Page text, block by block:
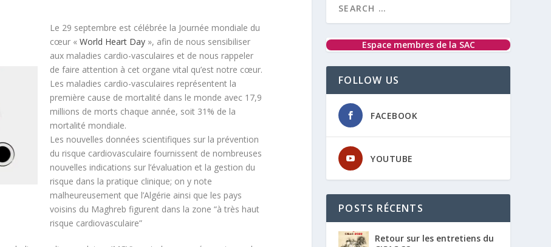
Le 29 septembre est célébrée la Journée mondiale du
cœur « World Heart Day», afin de nous sensibiliser
aux maladies cardio-vasculaires et de nous rappeler
de faire attention à cet organe vital qu’est notre cœur.
Les maladies cardio-vasculaires représentent la
première cause de mortalité dans le monde avec 17,9
millions de morts chaque année, soit 31% de la
mortalité mondiale.
Les nouvelles données scientifiques sur la prévention
du risque cardiovasculaire fournissent de nombreuses
nouvelles indications sur l’évaluation et la gestion du
risque dans la pratique clinique; on y note
malheureusement que l’Algérie ainsi que les pays
voisins du Maghreb figurent dans la zone “à très haut
risque cardiovasculaire”
Espace membres de la SAC
FOLLOW US
FACEBOOK
YOUTUBE
POSTS RÉCENTS
Retour sur les entretiens du